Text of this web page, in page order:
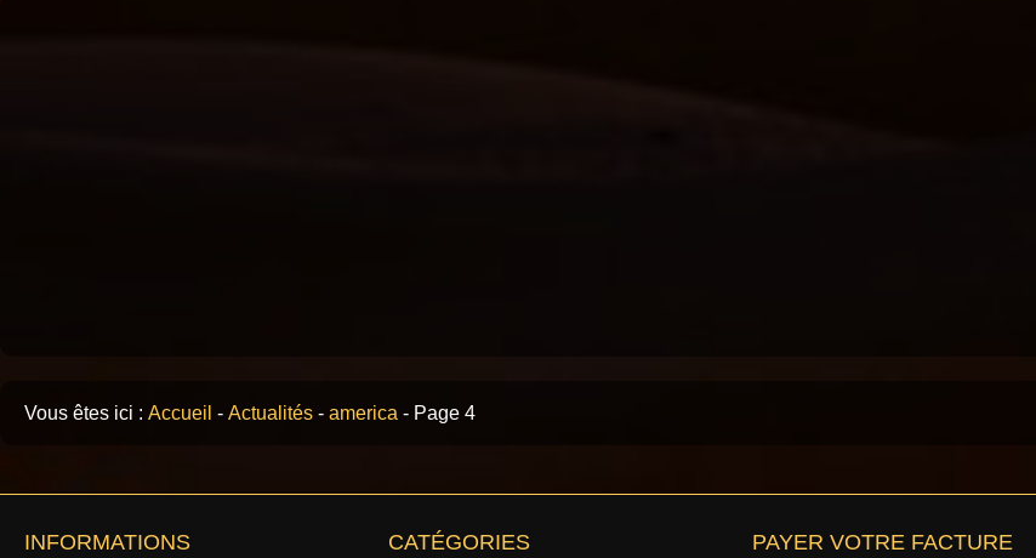
Vous êtes ici : Accueil - Actualités - america - Page 4
INFORMATIONS CATÉGORIES PAYER VOTRE FACTURE